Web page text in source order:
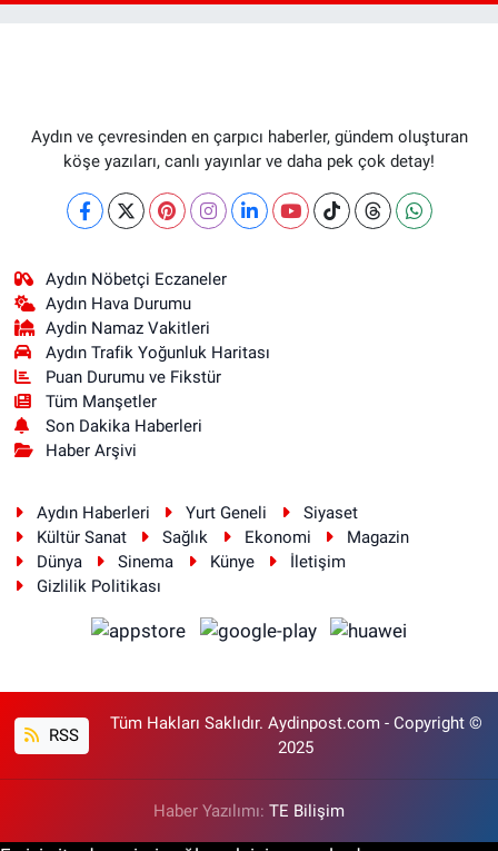
Aydın ve çevresinden en çarpıcı haberler, gündem oluşturan
köşe yazıları, canlı yayınlar ve daha pek çok detay!
Aydın Nöbetçi Eczaneler
Aydın Hava Durumu
Aydin Namaz Vakitleri
Aydın Trafik Yoğunluk Haritası
Puan Durumu ve Fikstür
Tüm Manşetler
Son Dakika Haberleri
Haber Arşivi
Aydın Haberleri Yurt Geneli
Siyaset
Kültür Sanat
Sağlık Ekonomi
Magazin
Dünya
Sinema Künye
İletişim
Gizlilik Politikası
RSS
Tüm Hakları Saklıdır. Aydinpost.com - Copyright ©
2025
Haber Yazılımı: TE Bilişim